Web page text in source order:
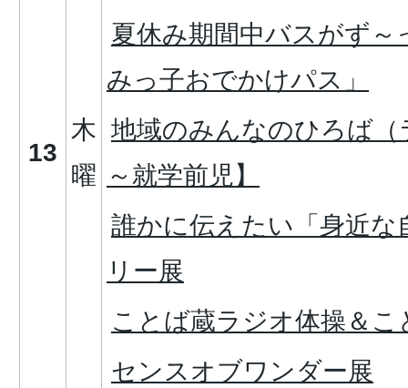
13
木
曜
夏休み期間中バスがず～
みっ子おでかけパス」
地域のみんなのひろば
～就学前児】
誰かに伝えたい「身近
リー展
ことば蔵ラジオ体操＆こ
センスオブワンダー展